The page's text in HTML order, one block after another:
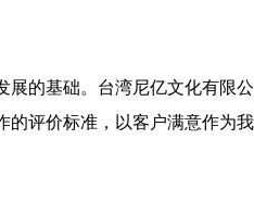
展的基础。台湾尼亿文化有限
评价标准，以客户满意作为